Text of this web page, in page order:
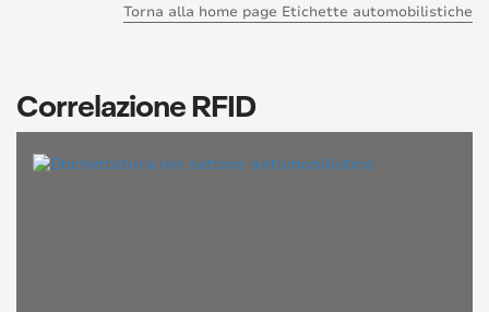
Torna alla home page Etichette automobilistiche
Correlazione RFID